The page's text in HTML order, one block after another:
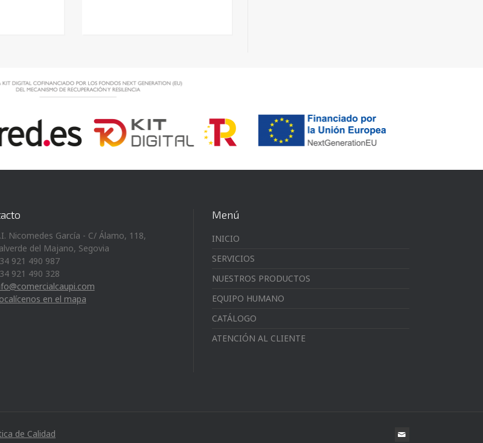
Nicomedes García - C/ Álamo, 118,
del Majano, Segovia
921 490 987
921 490 328
en el mapa
Menú
INICIO
SERVICIOS
NUESTROS PRODUCTOS
EQUIPO HUMANO
CATÁLOGO
ATENCIÓN AL CLIENTE
de Calidad